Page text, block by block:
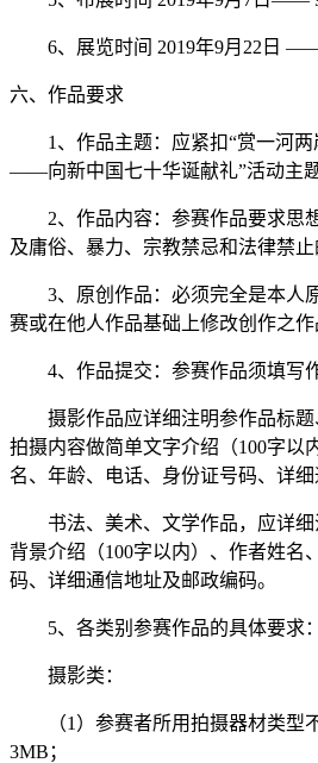
6、展览时间 2019年9月22日 ——
六、作品要求
1、作品主题：应紧扣“赏一河两
——向新中国七十华诞献礼”活动主题
2、作品内容：参赛作品要求思
及庸俗、暴力、宗教禁忌和法律禁止
3、原创作品：必须完全是本人
赛或在他人作品基础上修改创作之作
4、作品提交：参赛作品须填写作
摄影作品应详细注明参作品标题
拍摄内容做简单文字介绍（100字以
名、年龄、电话、身份证号码、详细
书法、美术、文学作品，应详细
背景介绍（100字以内）、作者姓名
码、详细通信地址及邮政编码。
5、各类别参赛作品的具体要求：
摄影类：
（1）参赛者所用拍摄器材类型
3MB；